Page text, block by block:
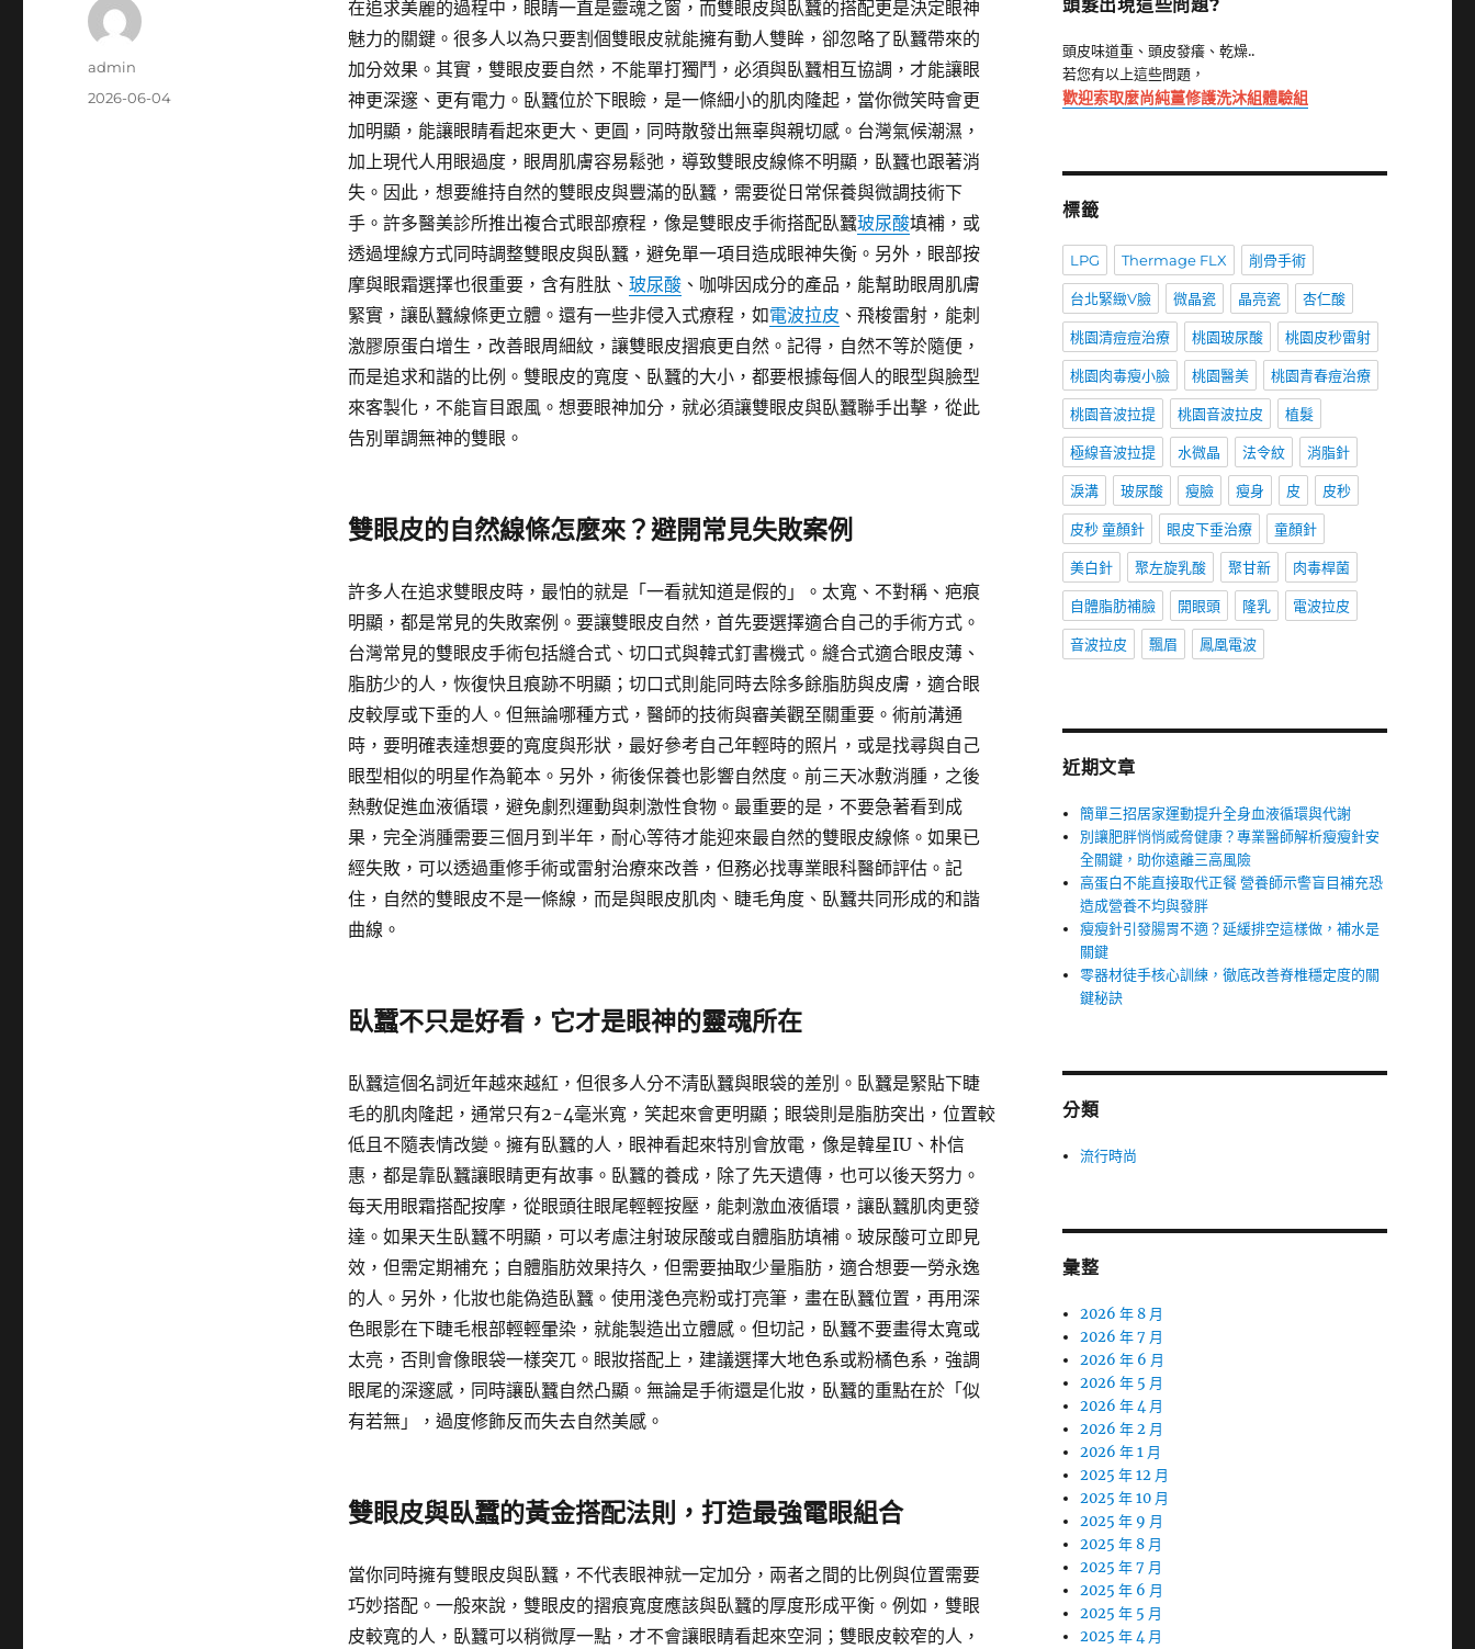
在追求美麗的過程中，眼睛一直是靈魂之窗，而雙眼皮與臥蠶的搭配更是決定眼神
魅力的關鍵。很多人以為只要割個雙眼皮就能擁有動人雙眸，卻忽略了臥蠶帶來的
加分效果。其實，雙眼皮要自然，不能單打獨鬥，必須與臥蠶相互協調，才能讓眼
神更深邃、更有電力。臥蠶位於下眼瞼，是一條細小的肌肉隆起，當你微笑時會更
加明顯，能讓眼睛看起來更大、更圓，同時散發出無辜與親切感。台灣氣候潮濕，
加上現代人用眼過度，眼周肌膚容易鬆弛，導致雙眼皮線條不明顯，臥蠶也跟著消
失。因此，想要維持自然的雙眼皮與豐滿的臥蠶，需要從日常保養與微調技術下
手。許多醫美診所推出複合式眼部療程，像是雙眼皮手術搭配臥蠶玻尿酸填補，或
透過埋線方式同時調整雙眼皮與臥蠶，避免單一項目造成眼神失衡。另外，眼部按
摩與眼霜選擇也很重要，含有胜肽、 玻尿酸、咖啡因成分的產品，能幫助眼周肌膚
緊實，讓臥蠶線條更立體。還有一些非侵入式療程，如電波拉皮 、飛梭雷射，能刺
激膠原蛋白增生，改善眼周細紋，讓雙眼皮摺痕更自然。記得，自然不等於隨便，
而是追求和諧的比例。雙眼皮的寬度、臥蠶的大小，都要根據每個人的眼型與臉型
來客製化，不能盲目跟風。想要眼神加分，就必須讓雙眼皮與臥蠶聯手出擊，從此
告別單調無神的雙眼。
雙眼皮的自然線條怎麼來？避開常見失敗案例
許多人在追求雙眼皮時，最怕的就是「一看就知道是假的」。太寬、不對稱、疤痕
明顯，都是常見的失敗案例。要讓雙眼皮自然，首先要選擇適合自己的手術方式。
台灣常見的雙眼皮手術包括縫合式、切口式與韓式釘書機式。縫合式適合眼皮薄、
脂肪少的人，恢復快且痕跡不明顯；切口式則能同時去除多餘脂肪與皮膚，適合眼
皮較厚或下垂的人。但無論哪種方式，醫師的技術與審美觀至關重要。術前溝通
時，要明確表達想要的寬度與形狀，最好參考自己年輕時的照片，或是找尋與自己
眼型相似的明星作為範本。另外，術後保養也影響自然度。前三天冰敷消腫，之後
熱敷促進血液循環，避免劇烈運動與刺激性食物。最重要的是，不要急著看到成
果，完全消腫需要三個月到半年，耐心等待才能迎來最自然的雙眼皮線條。如果已
經失敗，可以透過重修手術或雷射治療來改善，但務必找專業眼科醫師評估。記
住，自然的雙眼皮不是一條線，而是與眼皮肌肉、睫毛角度、臥蠶共同形成的和諧
曲線。
臥蠶不只是好看，它才是眼神的靈魂所在
臥蠶這個名詞近年越來越紅，但很多人分不清臥蠶與眼袋的差別。臥蠶是緊貼下睫
毛的肌肉隆起，通常只有2-4毫米寬，笑起來會更明顯；眼袋則是脂肪突出，位置較
低且不隨表情改變。擁有臥蠶的人，眼神看起來特別會放電，像是韓星IU、朴信
惠，都是靠臥蠶讓眼睛更有故事。臥蠶的養成，除了先天遺傳，也可以後天努力。
每天用眼霜搭配按摩，從眼頭往眼尾輕輕按壓，能刺激血液循環，讓臥蠶肌肉更發
達。如果天生臥蠶不明顯，可以考慮注射玻尿酸或自體脂肪填補。玻尿酸可立即見
效，但需定期補充；自體脂肪效果持久，但需要抽取少量脂肪，適合想要一勞永逸
的人。另外，化妝也能偽造臥蠶。使用淺色亮粉或打亮筆，畫在臥蠶位置，再用深
色眼影在下睫毛根部輕輕暈染，就能製造出立體感。但切記，臥蠶不要畫得太寬或
太亮，否則會像眼袋一樣突兀。眼妝搭配上，建議選擇大地色系或粉橘色系，強調
眼尾的深邃感，同時讓臥蠶自然凸顯。無論是手術還是化妝，臥蠶的重點在於「似
有若無」，過度修飾反而失去自然美感。
雙眼皮與臥蠶的黃金搭配法則，打造最強電眼組合
當你同時擁有雙眼皮與臥蠶，不代表眼神就一定加分，兩者之間的比例與位置需要
巧妙搭配。一般來說，雙眼皮的摺痕寬度應該與臥蠶的厚度形成平衡。例如，雙眼
皮較寬的人，臥蠶可以稍微厚一點，才不會讓眼睛看起來空洞；雙眼皮較窄的人，
作
admin
發
2026-06-04
頭髮出現這些問題?
頭皮味道重、頭皮發癢、乾燥..
若您有以上這些問題，
歡迎索取麼尚純薑修護洗沐組體驗組
標籤
LPG Thermage FLX 削骨手術
台北緊緻V臉 微晶瓷 晶亮瓷 杏仁酸
桃園清痘痘治療 桃園玻尿酸 桃園皮秒雷射
桃園肉毒瘦小臉 桃園醫美 桃園青春痘治療
桃園音波拉提 桃園音波拉皮 植髮
極線音波拉提 水微晶 法令紋 消脂針
淚溝 玻尿酸 瘦臉 瘦身 皮 皮秒
皮秒 童顏針 眼皮下垂治療 童顏針
美白針 聚左旋乳酸 聚甘新 肉毒桿菌
自體脂肪補臉 開眼頭 隆乳 電波拉皮
音波拉皮 飄眉 鳳凰電波
近期文章
簡單三招居家運動提升全身血液循環與代謝
別讓肥胖悄悄威脅健康？專業醫師解析瘦瘦針安
全關鍵，助你遠離三高風險
高蛋白不能直接取代正餐 營養師示警盲目補充恐
造成營養不均與發胖
瘦瘦針引發腸胃不適？延緩排空這樣做，補水是
關鍵
零器材徒手核心訓練，徹底改善脊椎穩定度的關
鍵秘訣
分類
流行時尚
彙整
2026 年 8 月
2026 年 7 月
2026 年 6 月
2026 年 5 月
2026 年 4 月
2026 年 2 月
2026 年 1 月
2025 年 12 月
2025 年 10 月
2025 年 9 月
2025 年 8 月
2025 年 7 月
2025 年 6 月
2025 年 5 月
2025 年 4 月